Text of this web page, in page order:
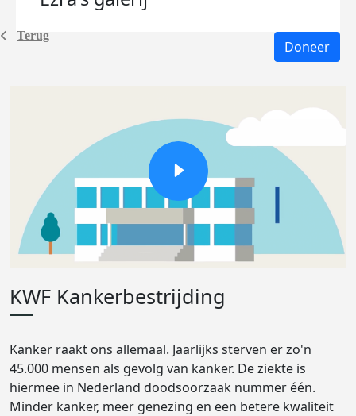
Terug
Doneer
KWF Kankerbestrijding
Kanker raakt ons allemaal. Jaarlijks sterven er zo'n
45.000 mensen als gevolg van kanker. De ziekte is
hiermee in Nederland doodsoorzaak nummer één.
Minder kanker, meer genezing en een betere kwaliteit